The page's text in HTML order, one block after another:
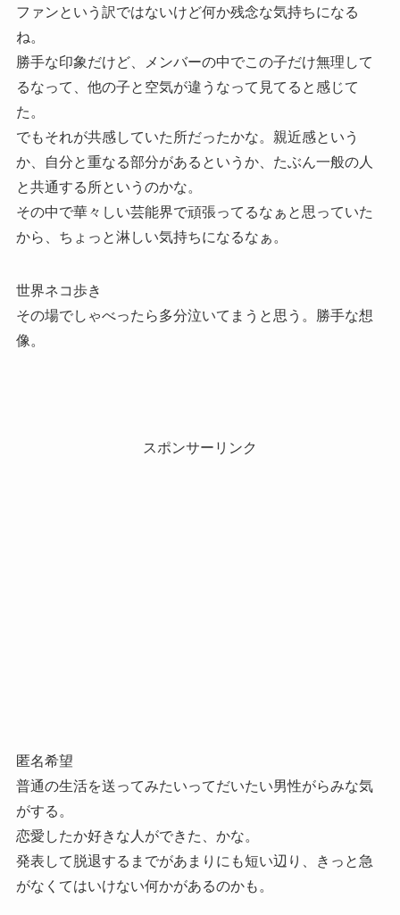
ファンという訳ではないけど何か残念な気持ちになる
ね。
勝手な印象だけど、メンバーの中でこの子だけ無理して
るなって、他の子と空気が違うなって見てると感じて
た。
でもそれが共感していた所だったかな。親近感という
か、自分と重なる部分があるというか、たぶん一般の人
と共通する所というのかな。
その中で華々しい芸能界で頑張ってるなぁと思っていた
から、ちょっと淋しい気持ちになるなぁ。
世界ネコ歩き
その場でしゃべったら多分泣いてまうと思う。勝手な想
像。
スポンサーリンク
匿名希望
普通の生活を送ってみたいってだいたい男性がらみな気
がする。
恋愛したか好きな人ができた、かな。
発表して脱退するまでがあまりにも短い辺り、きっと急
がなくてはいけない何かがあるのかも。